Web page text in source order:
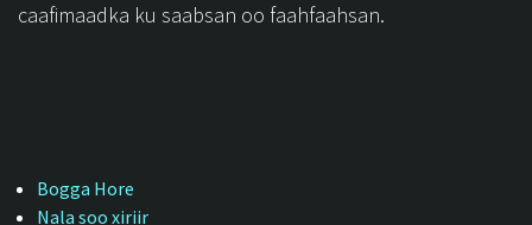
caafimaadka ku saabsan oo faahfaahsan.
Bogga Hore
Nala soo xiriir